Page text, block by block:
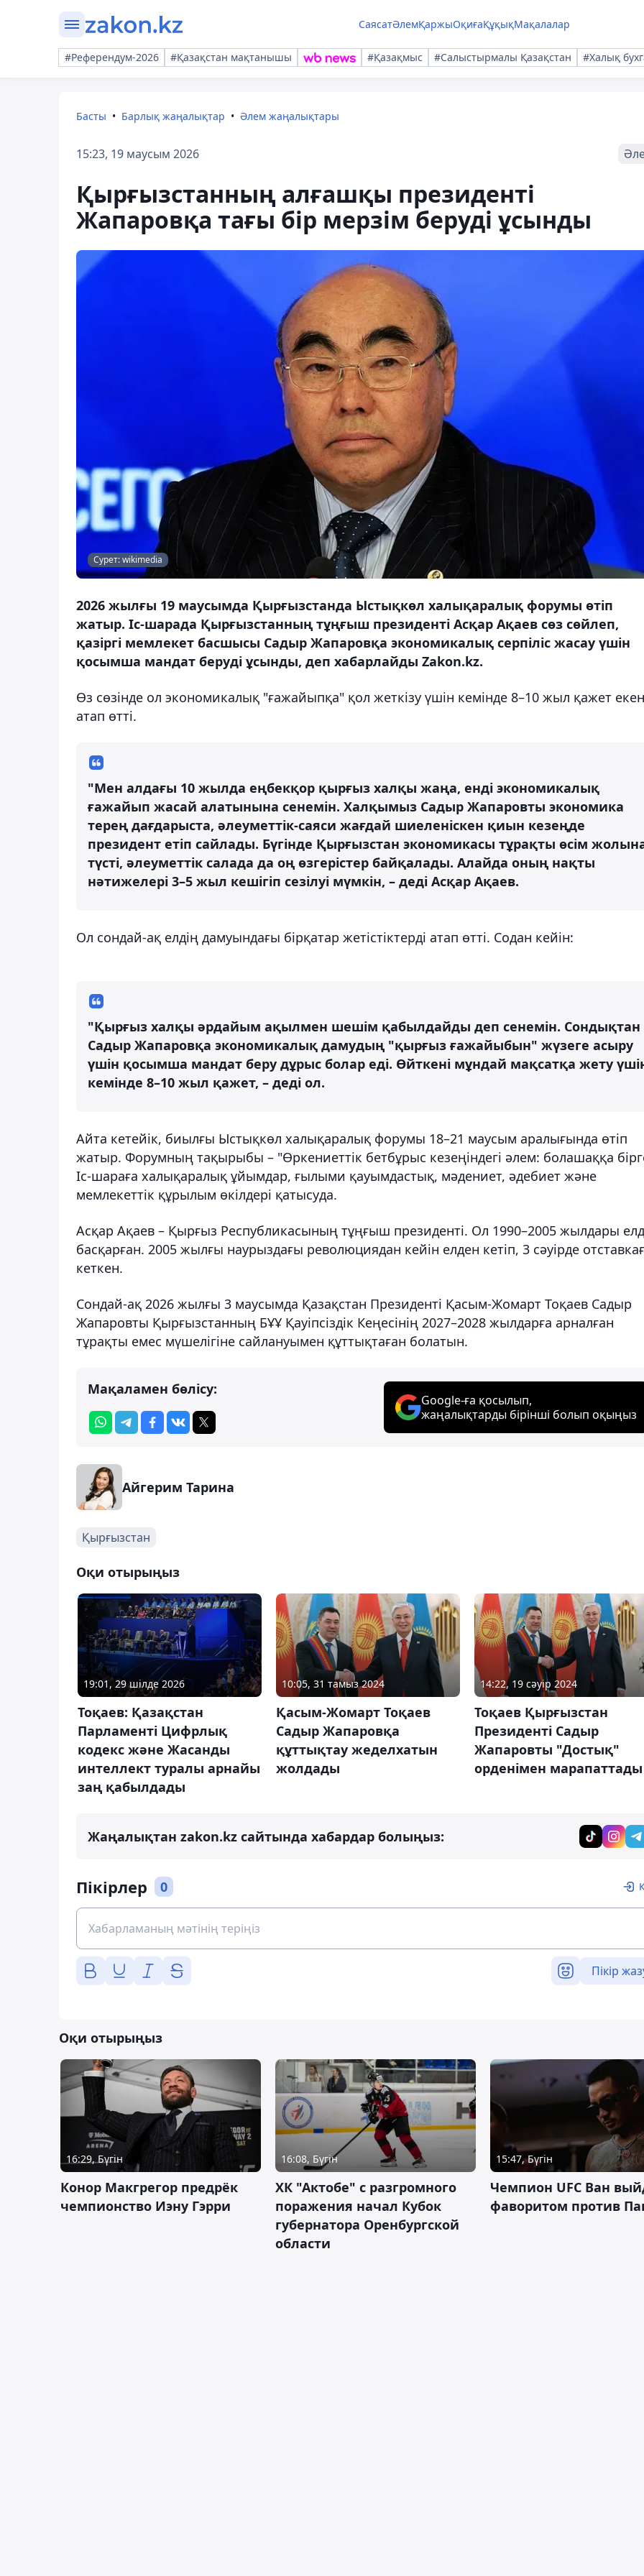
СаясатӘлемҚаржыОқиғаҚұқықМақалалар
#Референдум-2026 #Қазақстан мақтанышы #Қазақмыс #Салыстырмалы Қазақстан #Халық
Басты Барлық жаңалықтар Әлем жаңалықтары
15:23, 19 маусым 2026
Қырғызстанның алғашқы президенті
Жапаровқа тағы бір мерзім беруді ұсынды
Сурет: wikimedia
2026 жылғы 19 маусымда Қырғызстанда Ыстықкөл халықаралық форумы өтіп
жатыр. Іс-шарада Қырғызстанның тұңғыш президенті Асқар Ақаев сөз сөйлеп,
қазіргі мемлекет басшысы Садыр Жапаровқа экономикалық серпіліс жасау үшін
қосымша мандат беруді ұсынды, деп хабарлайды Zakon.kz.
Өз сөзінде ол экономикалық "ғажайыпқа" қол жеткізу үшін кемінде 8–10 жыл қажет
атап өтті.
"Мен алдағы 10 жылда еңбекқор қырғыз халқы жаңа, енді экономикалық
ғажайып жасай алатынына сенемін. Халқымыз Садыр Жапаровты экономика
терең дағдарыста, әлеуметтік-саяси жағдай шиеленіскен қиын кезеңде
президент етіп сайлады. Бүгінде Қырғызстан экономикасы тұрақты өсім
түсті, әлеуметтік салада да оң өзгерістер байқалады. Алайда оның нақты
нәтижелері 3–5 жыл кешігіп сезілуі мүмкін, – деді Асқар Ақаев.
Ол сондай-ақ елдің дамуындағы бірқатар жетістіктерді атап өтті. Содан кейін:
"Қырғыз халқы әрдайым ақылмен шешім қабылдайды деп сенемін. Сондықтан
Садыр Жапаровқа экономикалық дамудың "қырғыз ғажайыбын" жүзеге асыру
үшін қосымша мандат беру дұрыс болар еді. Өйткені мұндай мақсатқа жету
кемінде 8–10 жыл қажет, – деді ол.
Айта кетейік, биылғы Ыстықкөл халықаралық форумы 18–21 маусым аралығында өтіп
жатыр. Форумның тақырыбы – "Өркениеттік бетбұрыс кезеңіндегі әлем: болашаққа
Іс-шараға халықаралық ұйымдар, ғылыми қауымдастық, мәдениет, әдебиет және
мемлекеттік құрылым өкілдері қатысуда.
Асқар Ақаев – Қырғыз Республикасының тұңғыш президенті. Ол 1990–2005 жылдары
басқарған. 2005 жылғы наурыздағы революциядан кейін елден кетіп, 3 сәуірде
кеткен.
Сондай-ақ 2026 жылғы 3 маусымда Қазақстан Президенті Қасым-Жомарт Тоқаев Садыр
Жапаровты Қырғызстанның БҰҰ Қауіпсіздік Кеңесінің 2027–2028 жылдарға арналған
тұрақты емес мүшелігіне сайлануымен құттықтаған болатын.
Мақаламен бөлісу:
Google-ға қосылып,
жаңалықтарды бірінші болып оқыңыз
Айгерим Тарина
Қырғызстан
Оқи отырыңыз
19:01, 29 шілде 2026
Тоқаев: Қазақстан
Парламенті Цифрлық
кодекс және Жасанды
интеллект туралы арнайы
заң қабылдады
10:05, 31 тамыз 2024
Қасым-Жомарт Тоқаев
Садыр Жапаровқа
құттықтау жеделхатын
жолдады
14:22, 19 сәуір 2024
Тоқаев Қырғызстан
Президенті Садыр
Жапаровты "Достық"
орденімен марапаттады
Жаңалықтан zakon.kz сайтында хабардар болыңыз:
Пікірлер 0
Пікір
Оқи отырыңыз
16:29, Бүгін
Конор Макгрегор предрёк
чемпионство Иэну Гэрри
16:08, Бүгін
ХК "Актобе" с разгромного
поражения начал Кубок
губернатора Оренбургской
области
15:47, Бүгін
Чемпион UFC Ван
фаворитом против